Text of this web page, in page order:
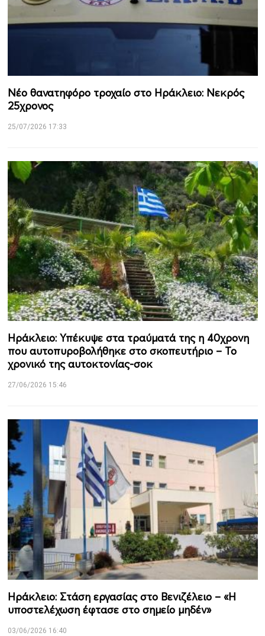
Νέο θανατηφόρο τροχαίο στο Ηράκλειο: Νεκρός
25χρονος
25/07/2026 17:33
Ηράκλειο: Υπέκυψε στα τραύματά της η 40χρονη
που αυτοπυροβολήθηκε στο σκοπευτήριο – Το
χρονικό της αυτοκτονίας-σοκ
27/06/2026 15:46
Ηράκλειο: Στάση εργασίας στο Βενιζέλειο – «Η
υποστελέχωση έφτασε στο σημείο μηδέν»
03/06/2026 16:40